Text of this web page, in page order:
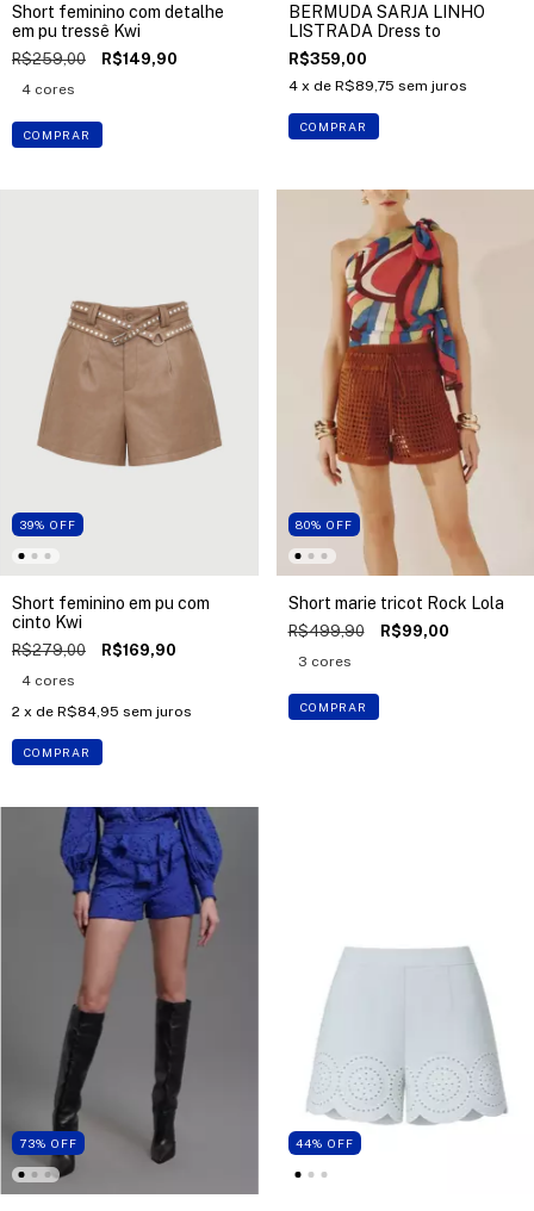
Short feminino com detalhe
em pu tressê Kwi
R$259,00 R$149,90
4 cores
COMPRAR
BERMUDA SARJA LINHO
LISTRADA Dress to
R$359,00
4 x de R$89,75 sem juros
COMPRAR
39% OFF
Short feminino em pu com
cinto Kwi
R$279,00 R$169,90
4 cores
2 x de R$84,95 sem juros
COMPRAR
80% OFF
Short marie tricot Rock Lola
R$499,90 R$99,00
3 cores
COMPRAR
73% OFF 44% OFF